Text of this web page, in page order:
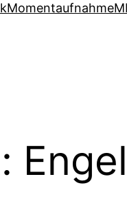
Momentaufnahme